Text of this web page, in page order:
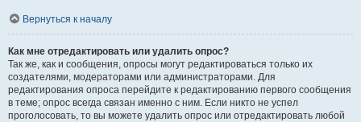
Вернуться к началу
Как мне отредактировать или удалить опрос?
Так же, как и сообщения, опросы могут редактироваться только их
создателями, модераторами или администраторами. Для
редактирования опроса перейдите к редактированию первого сообщения
в теме; опрос всегда связан именно с ним. Если никто не успел
проголосовать, то вы можете удалить опрос или отредактировать любой